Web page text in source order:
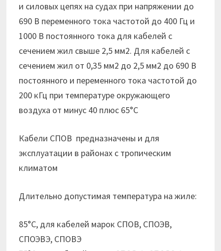
и силовых цепях на судах при напряжении до
690 В переменного тока частотой до 400 Гц и
1000 В постоянного тока для кабелей с
сечением жил свыше 2,5 мм2. Для кабелей с
сечением жил от 0,35 мм2 до 2,5 мм2 до 690 В
постоянного и переменного тока частотой до
200 кГц при температуре окружающего
воздуха от минус 40 плюс 65°С
Кабели СПОВ предназначены и для
эксплуатации в районах с тропическим
климатом
Длительно допустимая температура на жиле:
85°С, для кабелей марок СПОВ, СПОЭВ,
СПОЭВЭ, СПОВЭ